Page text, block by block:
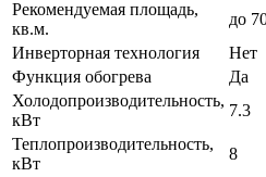
Рекомендуемая площадь,
кв.м.
до
Инверторная технология
Нет
Функция обогрева
Да
Холодопроизводительность,
кВт
7.3
Теплопроизводительность,
кВт
8